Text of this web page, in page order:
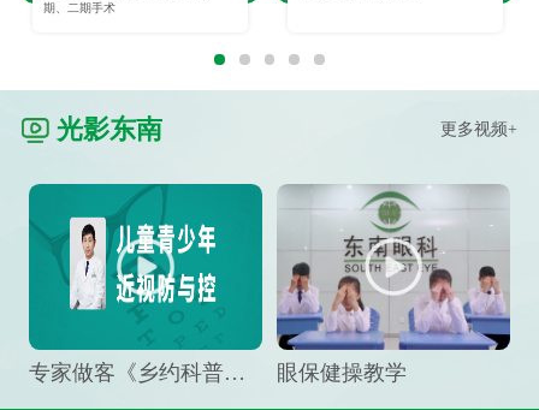
期、二期手术
光影东南 更多视频+
专家做客《乡约科普》栏目，预防孩子近视竟然这么“简单” 眼保健操教学